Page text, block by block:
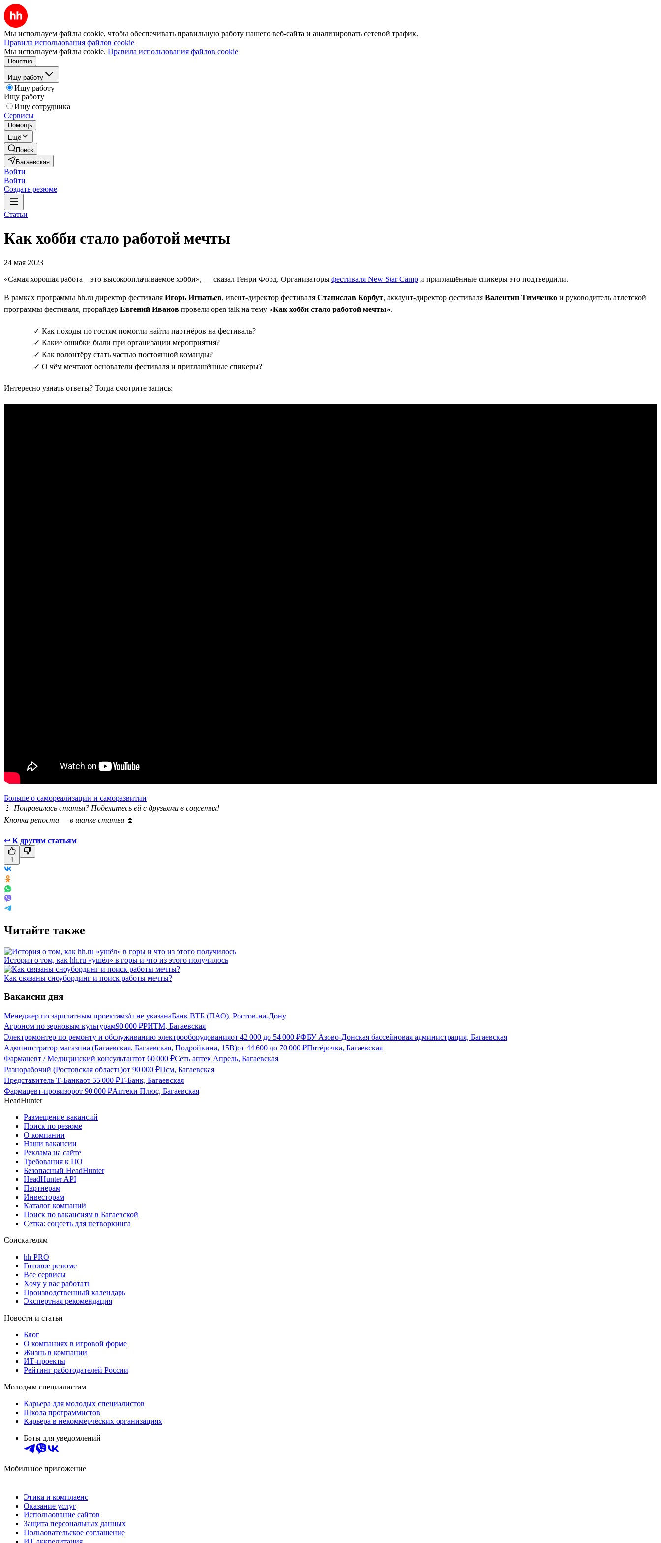
Мы используем файлы cookie, чтобы обеспечивать правильную работу нашего веб-сайта и анализировать сетевой трафик.
Правила использования файлов cookie
Мы используем файлы cookie. Правила использования файлов cookie
Понятно
Ищу работу
Ищу работу
Ищу работу
Ищу сотрудника
Сервисы
Помощь
Ещё
Поиск
Багаевская
Войти
Войти
Создать резюме
Статьи
Как хобби стало работой мечты
24 мая 2023
«Самая хорошая работа – это высокооплачиваемое хобби», — сказал Генри Форд. Организаторы фестиваля New Star Camp и приглашённые спикеры это подтвердили.
В рамках программы hh.ru директор фестиваля Игорь Игнатьев, ивент-директор фестиваля Станислав Корбут, аккаунт-директор фестиваля Валентин Тимченко и руководитель атлетской
программы фестиваля, прорайдер Евгений Иванов провели open talk на тему «Как хобби стало работой мечты».
✓ Как походы по гостям помогли найти партнёров на фестиваль?
✓ Какие ошибки были при организации мероприятия?
✓ Как волонтёру стать частью постоянной команды?
✓ О чём мечтают основатели фестиваля и приглашённые спикеры?
Интересно узнать ответы? Тогда смотрите запись:
Больше о самореализации и саморазвитии
🚩 Понравилась статья? Поделитесь ей с друзьями в соцсетях!
Кнопка репоста — в шапке статьи ⏫
↩ К другим статьям
1
Читайте также
История о том, как hh.ru «ушёл» в горы и что из этого получилось
Как связаны сноубординг и поиск работы мечты?
Вакансии дня
Менеджер по зарплатным проектамз/п не указанаБанк ВТБ (ПАО), Ростов-на-Дону
Агроном по зерновым культурам90 000 ₽РИТМ, Багаевская
Электромонтер по ремонту и обслуживанию электрооборудованияот 42 000 до 54 000 ₽ФБУ Азово-Донская бассейновая администрация, Багаевская
Администратор магазина (Багаевская, Багаевская, Подройкина, 15В)от 44 600 до 70 000 ₽Пятёрочка, Багаевская
Фармацевт / Медицинский консультантот 60 000 ₽Сеть аптек Апрель, Багаевская
Разнорабочий (Ростовская область)от 90 000 ₽Псм, Багаевская
Представитель Т-Банкаот 55 000 ₽Т-Банк, Багаевская
Фармацевт-провизорот 90 000 ₽Аптеки Плюс, Багаевская
HeadHunter
Размещение вакансий
Поиск по резюме
О компании
Наши вакансии
Реклама на сайте
Требования к ПО
Безопасный HeadHunter
HeadHunter API
Партнерам
Инвесторам
Каталог компаний
Поиск по вакансиям в Багаевской
Сетка: соцсеть для нетворкинга
Соискателям
hh PRO
Готовое резюме
Все сервисы
Хочу у вас работать
Производственный календарь
Экспертная рекомендация
Новости и статьи
Блог
О компаниях в игровой форме
Жизнь в компании
ИТ-проекты
Рейтинг работодателей России
Молодым специалистам
Карьера для молодых специалистов
Школа программистов
Карьера в некоммерческих организациях
Боты для уведомлений
Мобильное приложение
Этика и комплаенс
Оказание услуг
Использование сайтов
Защита персональных данных
Пользовательское соглашение